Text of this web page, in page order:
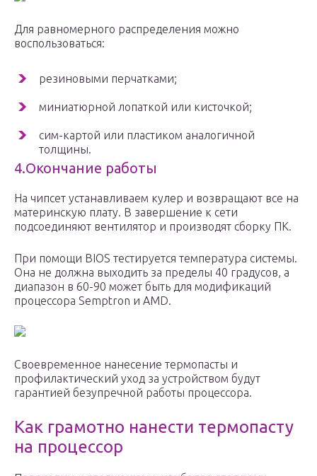
Для равномерного распределения можно
воспользоваться:
резиновыми перчатками;
миниатюрной лопаткой или кисточкой;
сим-картой или пластиком аналогичной
толщины.
4.Окончание работы
На чипсет устанавливаем кулер и возвращают все на
материнскую плату. В завершение к сети
подсоединяют вентилятор и производят сборку ПК.
При помощи BIOS тестируется температура системы.
Она не должна выходить за пределы 40 градусов, а
диапазон в 60-90 может быть для модификаций
процессора Semptron и AMD.
Своевременное нанесение термопасты и
профилактический уход за устройством будут
гарантией безупречной работы процессора.
Как грамотно нанести термопасту
на процессор